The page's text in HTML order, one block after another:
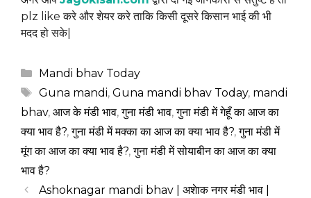
plz like करे और शेयर करे ताकि किसी दूसरे किसान भाई की भी
मदद हो सके|
Categories
Mandi bhav Today
Tags
Guna mandi, Guna mandi bhav Today, mandi
bhav, आज के मंडी भाव,गुना मंडी भाव,गुना मंडी में गेहूँ का आज का
क्या भाव है?,गुना मंडी में मक्का का आज का क्या भाव है?,गुना मंडी में
मूंग का आज का क्या भाव है?,गुना मंडी में सोयाबीन का आज का क्या
भाव है?
Ashoknagar mandi bhav | अशेाक नगर मंडी भाव |